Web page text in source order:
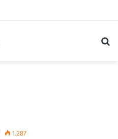
1.287